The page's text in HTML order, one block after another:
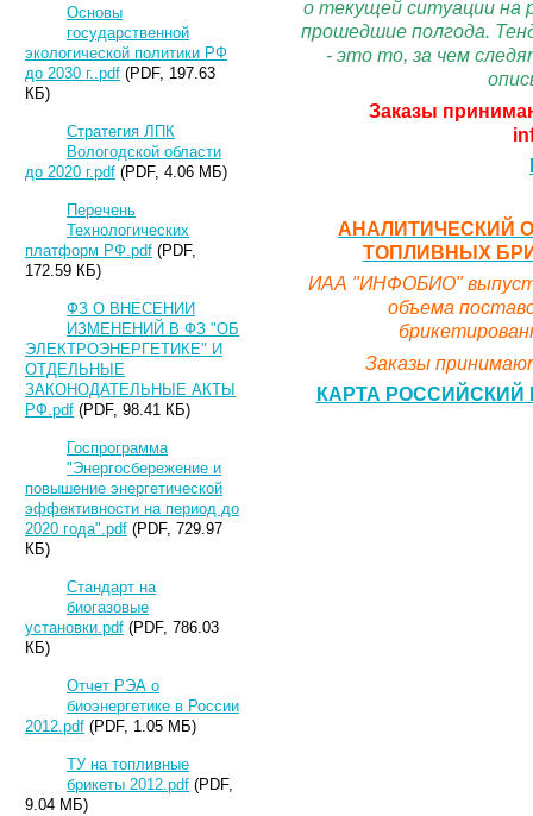
Основы
государственной
экологической политики РФ
до 2030 г..pdf (PDF, 197.63
КБ)
Стратегия ЛПК
Вологодской области
до 2020 г.pdf (PDF, 4.06 МБ)
Перечень
Технологических
платформ РФ.pdf (PDF,
172.59 КБ)
ФЗ О ВНЕСЕНИИ
ИЗМЕНЕНИЙ В ФЗ "ОБ
ЭЛЕКТРОЭНЕРГЕТИКЕ" И
ОТДЕЛЬНЫЕ
ЗАКОНОДАТЕЛЬНЫЕ АКТЫ
РФ.pdf (PDF, 98.41 КБ)
Госпрограмма
"Энергосбережение и
повышение энергетической
эффективности на период до
2020 года".pdf (PDF, 729.97
КБ)
Стандарт на
биогазовые
установки.pdf (PDF, 786.03
КБ)
Отчет РЭА о
биоэнергетике в России
2012.pdf (PDF, 1.05 МБ)
ТУ на топливные
брикеты 2012.pdf (PDF,
9.04 МБ)
о текущей ситуации на
прошедшие полгода.
- это то, за чем
Заказы
АНАЛИТИЧЕСКИЙ
ТОПЛИВНЫХ
ИАА "ИНФОБИО"
объема
Заказы
КАРТА РОССИЙСКИЙ